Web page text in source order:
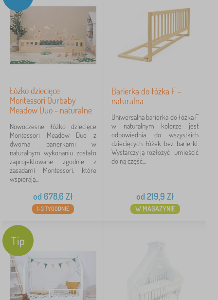
Kolor
Dekor
Określenie
Cena
Szukaj w filtrze
Dostępność
Podkategorie
Typ oferty
Tagi
Bohater
Łóżko dziecięce
Montessori Ourbaby
Meadow Duo - naturalne
Nowoczesne łóżko dziecięce
Montessori Meadow Duo z
dwoma barierkami w
naturalnym wykonaniu zostało
zaprojektowane zgodnie z
zasadami Montessori, które
wspierają...
od 678,6 Zł
1-3 TYGODNIE
Barierka do łóżka F -
naturalna
Uniwersalna barierka do łóżka F
w naturalnym kolorze jest
odpowiednia do wszystkich
dziecięcych łóżek bez barierki.
Wystarczy ją rozłożyć i umieścić
dolną część...
od 219,9 Zł
W MAGAZYNIE
Tip